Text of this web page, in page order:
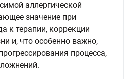
аллергической
значение при
к терапии, коррекции
и, что особенно важно,
процесса,